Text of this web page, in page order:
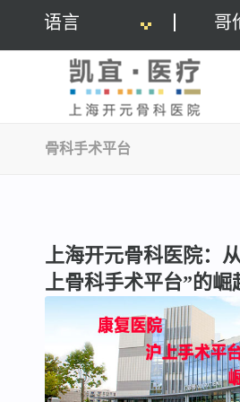
语言 哥
骨科手术平台
上海开元骨科医院：
上骨科手术平台”的崛